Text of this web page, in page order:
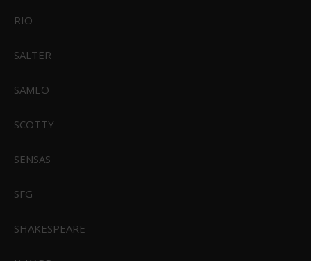
359,00 DKK
RIO
SALTER
SAMEO
SCOTTY
SENSAS
SFG
SHAKESPEARE